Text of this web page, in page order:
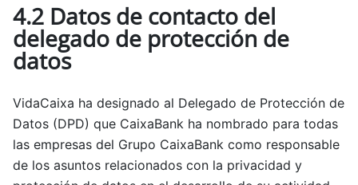
4.2 Datos de contacto del
delegado de protección de
datos
VidaCaixa ha designado al Delegado de Protección de
Datos (DPD) que CaixaBank ha nombrado para todas
las empresas del Grupo CaixaBank como responsable
de los asuntos relacionados con la privacidad y